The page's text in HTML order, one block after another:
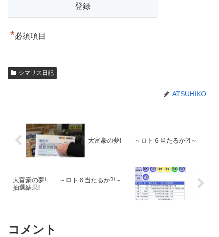
*必須項目
シマリス日記
ATSUHIKO
大富豪の夢! ～ロト６当たるか?!～
大富豪の夢! ～ロト６当たるか?!～
抽選結果!
コメント